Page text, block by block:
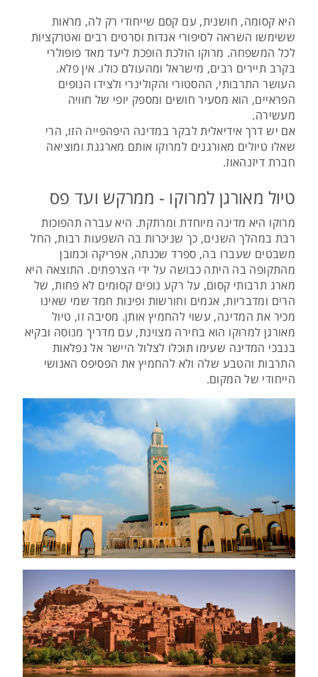
היא קסומה, חושנית, עם קסם שייחודי רק לה, מראות
ששימשו השראה לסיפורי אגדות וסרטים רבים ואטרקציות
לכל המשפחה. מרוקו הולכת הופכת ליעד מאד פופולרי
בקרב תיירים רבים, מישראל ומהעולם כולו. אין פלא.
העושר התרבותי, ההסטורי והקולינרי ולצידו הנופים
הפראיים, הוא מסעיר חושים ומספק יופי של חוויה
מעשירה.
אם יש דרך אידיאלית לבקר במדינה היפהפייה הזו, הרי
שאלו טיולים מאורגנים למרוקו אותם מארגנת ומוציאה
חברת דיזנהאוז.
טיול מאורגן למרוקו - ממרקש ועד פס
מרוקו היא מדינה מיוחדת ומרתקת. היא עברה תהפוכות
רבת במהלך השנים, כך שניכרות בה השפעות רבות, החל
משבטים שעברו בה, ספרד שכנתה, אפריקה וכמובן
מהתקופה בה היתה כבושה על ידי הצרפתים. התוצאה היא
מארג תרבותי קסום, על רקע נופים קסומים לא פחות, של
הרים ומדבריות, אגמים וחורשות ופינות חמד שמי שאינו
מכיר את המדינה, עשוי להחמיץ אותן. מסיבה זו, טיול
מאורגן למרוקו הוא בחירה מצוינת, עם מדריך מנוסה ובקיא
בנבכי המדינה שעימו תוכלו לצלול היישר אל נפלאות
התרבות והטבע שלה ולא להחמיץ את הפסיפס האנושי
הייחודי של המקום.